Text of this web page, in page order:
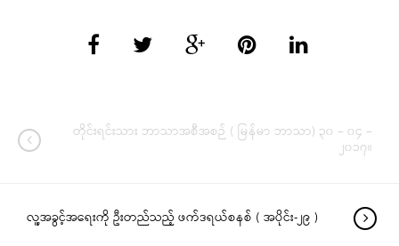
တိုင်းရင်းသား ဘာသာအစီအစဉ် ( မြန်မာ ဘာသာ) ၃၀ – ၀၄ –
၂၀၁၇။
လူ့အခွင့်အရေးကို ဦးတည်သည့် ဖက်ဒရယ်စနစ် ( အပိုင်း-၂၉ )